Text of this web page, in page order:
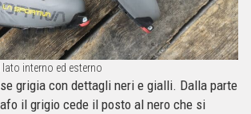
interno ed esterno
grigia con dettagli neri e gialli. Dalla parte
il grigio cede il posto al nero che si